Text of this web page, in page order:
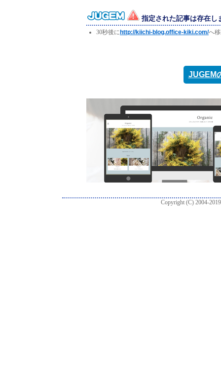
指定された記事は存在し
30秒後に http://kiichi-blog.office-kiki.com/へ
JUGEM
Copyright (C) 2004-